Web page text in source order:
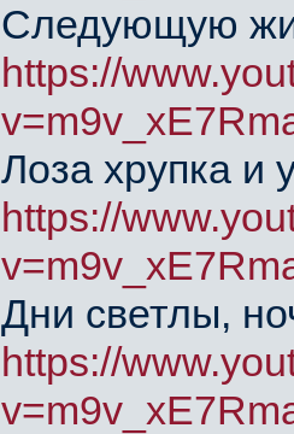
Следующую
https://
Лоза хрупка и
https://
Дни светлы,
https://